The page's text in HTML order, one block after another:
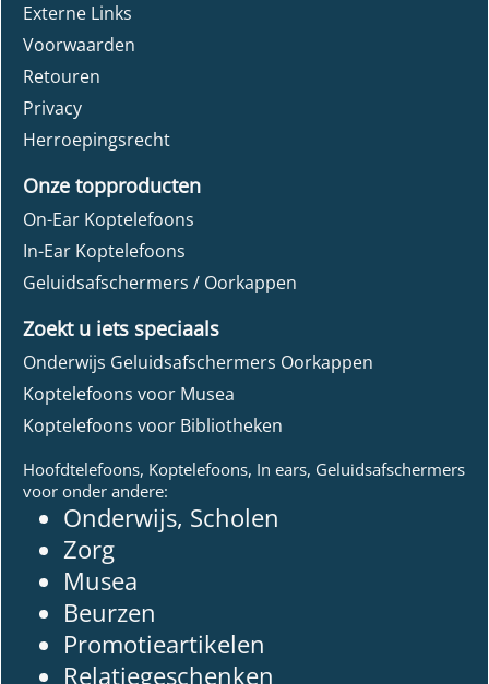
Externe Links
Voorwaarden
Retouren
Privacy
Herroepingsrecht
Onze topproducten
On-Ear Koptelefoons
In-Ear Koptelefoons
Geluidsafschermers / Oorkappen
Zoekt u iets speciaals
Onderwijs Geluidsafschermers Oorkappen
Koptelefoons voor Musea
Koptelefoons voor Bibliotheken
Hoofdtelefoons, Koptelefoons, In ears, Geluidsafschermers
voor onder andere:
Onderwijs, Scholen
Zorg
Musea
Beurzen
Promotieartikelen
Relatiegeschenken